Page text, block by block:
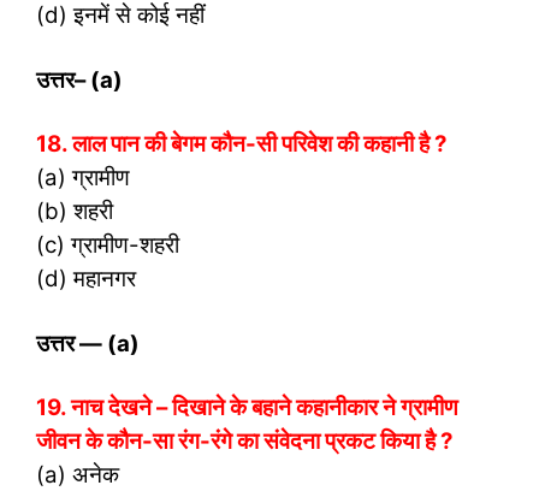
(d) इनमें से कोई नहीं
उत्तर– (a)
18. लाल पान की बेगम कौन-सी परिवेश की कहानी है ?
(a) ग्रामीण
(b) शहरी
(c) ग्रामीण-शहरी
(d) महानगर
उत्तर— (a)
19. नाच देखने – दिखाने के बहाने कहानीकार ने ग्रामीण
जीवन के कौन-सा रंग-रंगे का संवेदना प्रकट किया है ?
(a) अनेक